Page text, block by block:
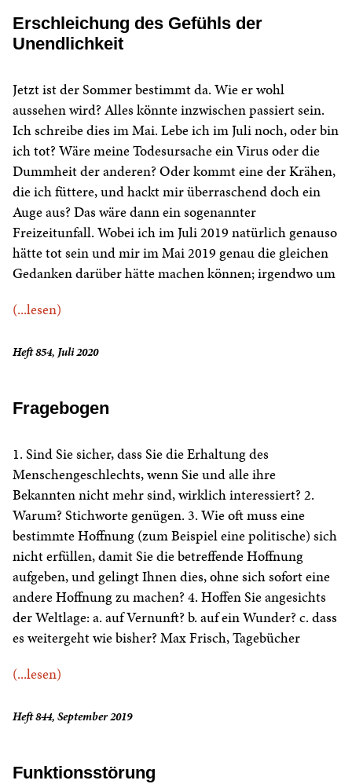
Erschleichung des Gefühls der
Unendlichkeit
Jetzt ist der Sommer bestimmt da. Wie er wohl
aussehen wird? Alles könnte inzwischen passiert sein.
Ich schreibe dies im Mai. Lebe ich im Juli noch, oder bin
ich tot? Wäre meine Todesursache ein Virus oder die
Dummheit der anderen? Oder kommt eine der Krähen,
die ich füttere, und hackt mir überraschend doch ein
Auge aus? Das wäre dann ein sogenannter
Freizeitunfall. Wobei ich im Juli 2019 natürlich genauso
hätte tot sein und mir im Mai 2019 genau die gleichen
Gedanken darüber hätte machen können; irgendwo um
(...lesen)
Heft 854, Juli 2020
Fragebogen
1. Sind Sie sicher, dass Sie die Erhaltung des
Menschengeschlechts, wenn Sie und alle ihre
Bekannten nicht mehr sind, wirklich interessiert? 2.
Warum? Stichworte genügen. 3. Wie oft muss eine
bestimmte Hoffnung (zum Beispiel eine politische) sich
nicht erfüllen, damit Sie die betreffende Hoffnung
aufgeben, und gelingt Ihnen dies, ohne sich sofort eine
andere Hoffnung zu machen? 4. Hoffen Sie angesichts
der Weltlage: a. auf Vernunft? b. auf ein Wunder? c. dass
es weitergeht wie bisher? Max Frisch, Tagebücher
(...lesen)
Heft 844, September 2019
Funktionsstörung